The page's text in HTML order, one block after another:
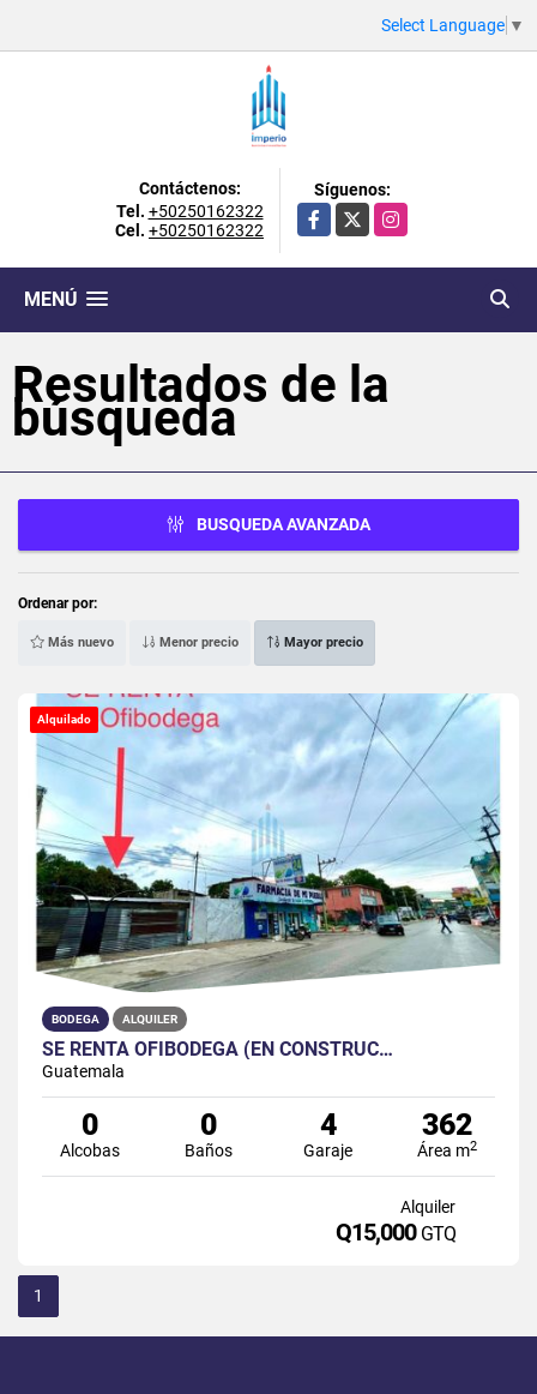
Select Language ▼
Contáctenos:
Tel. +50250162322
Cel. +50250162322
Síguenos:
Facebook
X Instagram
MENÚ
Resultados de la
búsqueda
BUSQUEDA AVANZADA
Ordenar por:
Más nuevo Menor precio Mayor precio
Alquilado
BODEGA ALQUILER
SE RENTA OFIBODEGA (EN CONSTRUC…
Guatemala
0
Alcobas
0
Baños
4
Garaje
362
Área m2
Alquiler
Q15,000 GTQ
1